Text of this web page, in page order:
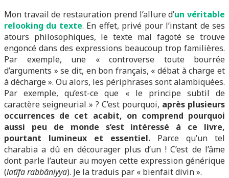
Mon travail de restauration prend l’allure d’un véritable
relooking du texte. En effet, privé pour l’instant de ses
atours philosophiques, le texte mal fagoté se trouve
engoncé dans des expressions beaucoup trop familières.
Par exemple, une « controverse toute bourrée
d’arguments » se dit, en bon français, « débat à charge et
à décharge ». Ou alors, les périphrases sont alambiquées.
Par exemple, qu’est-ce que « le principe subtil de
caractère seigneurial » ? C’est pourquoi, après plusieurs
occurrences de cet acabit, on comprend pourquoi
aussi peu de monde s’est intéressé à ce livre,
pourtant lumineux et essentiel. Parce qu’un tel
charabia a dû en décourager plus d’un ! C’est de l’âme
dont parle l’auteur au moyen cette expression générique
(latîfarabbâniyya). Je la traduis par « bienfait divin ».